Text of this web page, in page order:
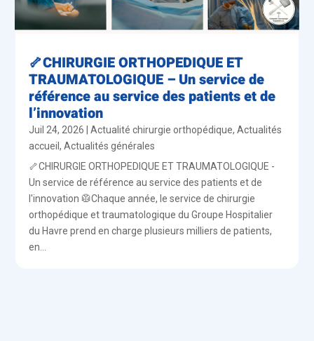
🦴CHIRURGIE ORTHOPEDIQUE ET
TRAUMATOLOGIQUE – Un service de
référence au service des patients et de
l’innovation
Juil 24, 2026 |Actualité chirurgie orthopédique,Actualités
accueil,Actualités générales
🦴CHIRURGIE ORTHOPEDIQUE ET TRAUMATOLOGIQUE -
Un service de référence au service des patients et de
l'innovation 🥼Chaque année, le service de chirurgie
orthopédique et traumatologique du Groupe Hospitalier
du Havre prend en charge plusieurs milliers de patients,
en...